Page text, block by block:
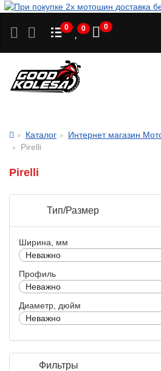
0 0 0
Каталог
Интернет магазин
Pirelli
Pirelli
Тип/Размер
Ширина, мм
Неважно
Профиль
Неважно
Диаметр, дюйм
Неважно
Фильтры